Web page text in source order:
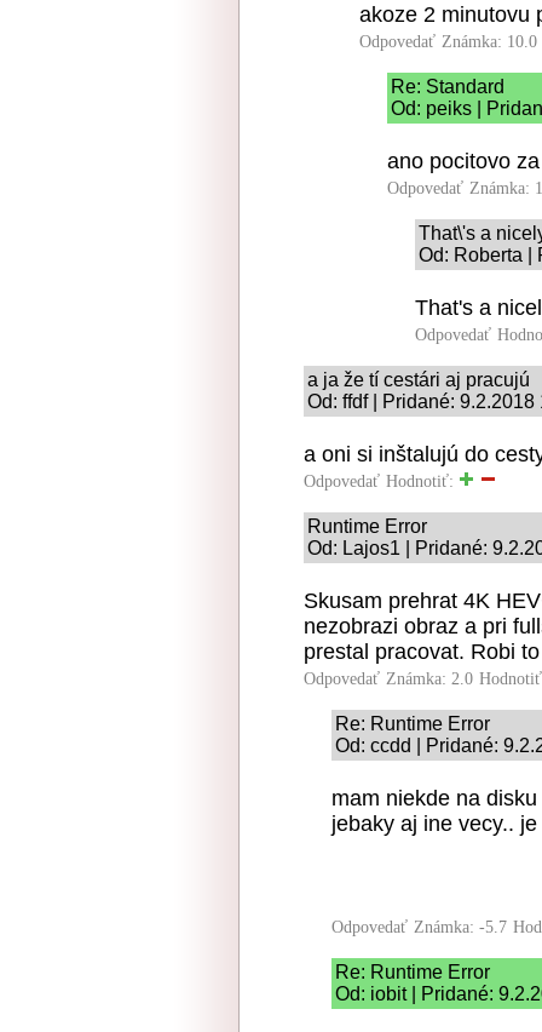
akoze 2 minutovu
Odpovedať Známka: 10.0
Re: Standard
Od: peiks |
ano pocitovo
Odpovedať Známka:
That\'s a
Od: Roberta |
That's a
Odpovedať
a ja že tí cestári aj pracujú
Od: ffdf | Pridané: 9.2.2018
a oni si inštalujú do
Odpovedať Hodnotiť:
Runtime Error
Od: Lajos1 | Pridané:
Skusam prehrat 4K
nezobrazi obraz a pri
prestal pracovat. Robi
Odpovedať Známka: 2.0
Re: Runtime Error
Od: ccdd | Pridané:
mam niekde na
jebaky aj ine vecy..
Odpovedať Známka: -5.7
Re: Runtime Error
Od: iobit | Pridané: